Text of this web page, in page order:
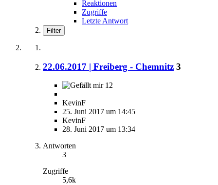
Reaktionen
Zugriffe
Letzte Antwort
Filter
22.06.2017 | Freiberg - Chemnitz 3
12
KevinF
25. Juni 2017 um 14:45
KevinF
28. Juni 2017 um 13:34
Antworten
3
Zugriffe
5,6k